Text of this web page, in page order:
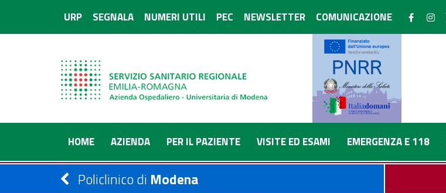
URP SEGNALA NUMERI UTILI PEC NEWSLETTER COMUNICAZIONE
HOME AZIENDA PER IL PAZIENTE VISITE ED ESAMI EMERGENZA E 118
Policlinico di Modena